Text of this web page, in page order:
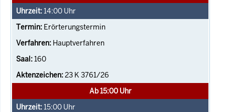
14:00 Uhr
Erörterungstermin
Hauptverfahren
160
23 K 3761/26
Ab 15:00 Uhr
15:00 Uhr